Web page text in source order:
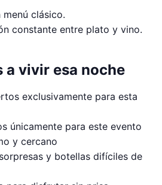
menú clásico.
constante entre plato y vino.
a vivir esa noche
exclusivamente para esta
únicamente para este evento
y cercano
y botellas difíciles de